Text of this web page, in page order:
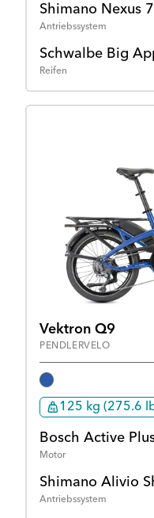
Shimano Nexus 7
Antriebssystem
Schwalbe Big
Reifen
Vektron Q9
PENDLERVELO
125 kg (275.6
Bosch Active
Motor
Shimano Alivio
Antriebssystem